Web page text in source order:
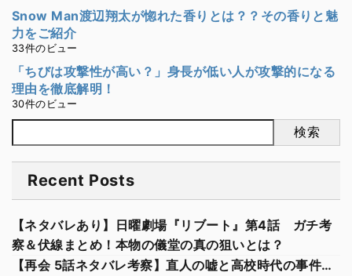
Snow Man渡辺翔太が惚れた香りとは？？その香りと魅
力をご紹介
33件のビュー
「ちびは攻撃性が高い？」身長が低い人が攻撃的になる
理由を徹底解明！
30件のビュー
検索
Recent Posts
【ネタバレあり】日曜劇場『リブート』第4話 ガチ考
察＆伏線まとめ！本物の儀堂の真の狙いとは？
【再会 5話ネタバレ考察】直人の嘘と高校時代の事件…